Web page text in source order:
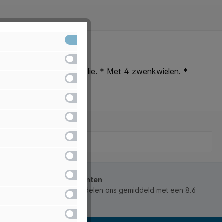
met beschermfolie. * Met 4 zwenkwielen. *
door onze klanten
waarderen ons en beoordelen ons gemiddeld met een 8.6